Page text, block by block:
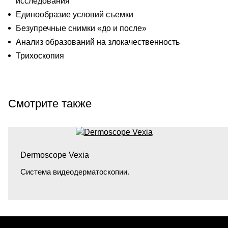
Единообразие условий съемки
Безупречные снимки «до и после»
Анализ образований на злокачественность
Трихоскопия
Смотрите также
Dermoscope Vexia
Система видеодерматоскопии.